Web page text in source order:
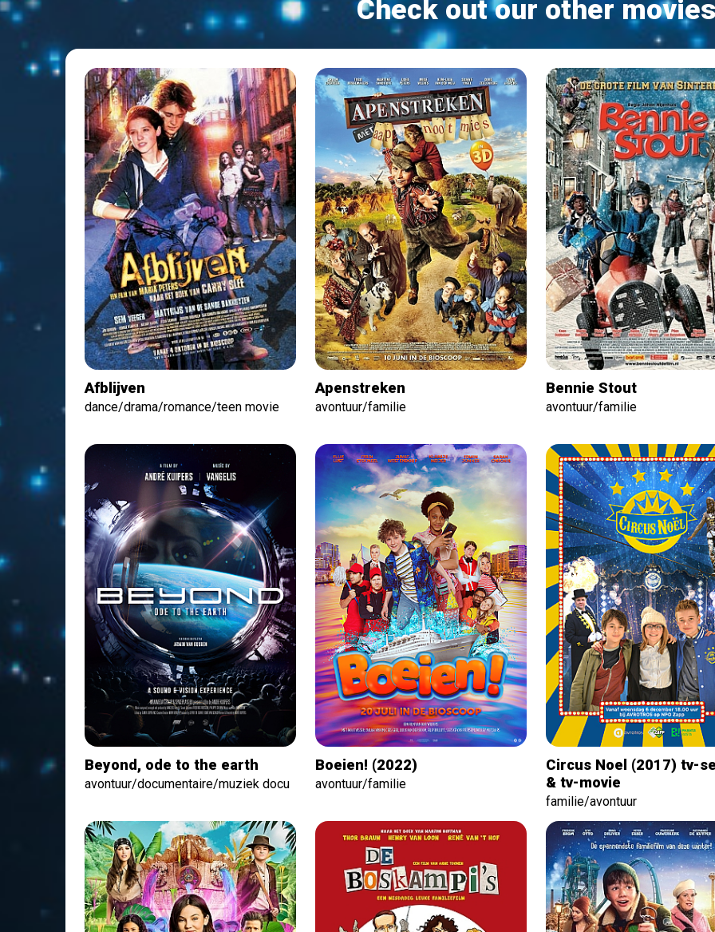
Check out our other movies
Afblijven
dance/drama/romance/teen movie
Apenstreken
avontuur/familie
Bennie Stout
avontuur/familie
Beyond, ode to the earth
avontuur/documentaire/muziek docu
Boeien! (2022)
avontuur/familie
Circus Noel (2017) tv-
& tv-movie
familie/avontuur